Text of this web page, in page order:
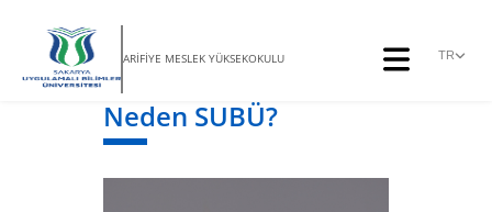
ARİFİYE MESLEK YÜKSEKOKULU TR
Neden SUBÜ?